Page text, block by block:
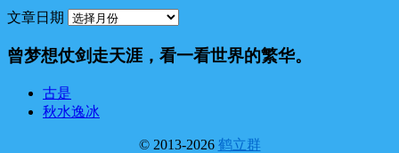
文章日期
曾梦想仗剑走天涯，看一看世界的繁华。
古是
秋水逸冰
© 2013-2026 鹤立群